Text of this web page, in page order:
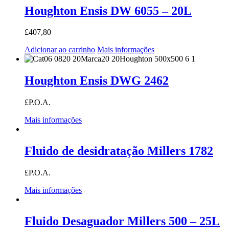
Houghton Ensis DW 6055 – 20L
£407,80
Adicionar ao carrinho Mais informações
Houghton Ensis DWG 2462
£P.O.A.
Mais informações
Fluido de desidratação Millers 1782
£P.O.A.
Mais informações
Fluido Desaguador Millers 500 – 25L